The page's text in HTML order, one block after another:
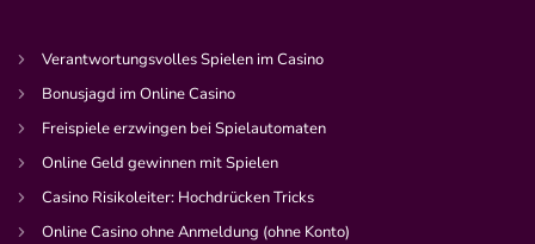
Zum Sportwetten Bonusvergleich
Verantwortungsvolles Spielen im Casino
Bonusjagd im Online Casino
Freispiele erzwingen bei Spielautomaten
Online Geld gewinnen mit Spielen
Casino Risikoleiter: Hochdrücken Tricks
Online Casino ohne Anmeldung (ohne Konto)